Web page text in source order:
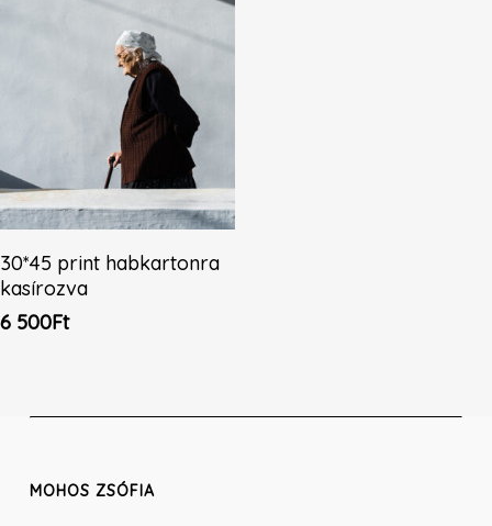
Kosárba Teszem
30*45 print habkartonra
kasírozva
6 500Ft
MOHOS ZSÓFIA